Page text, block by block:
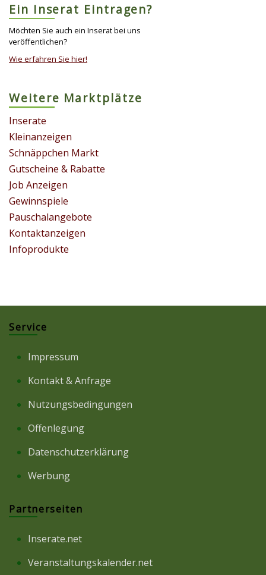
Ein Inserat Eintragen?
Möchten Sie auch ein Inserat bei uns
veröffentlichen?
Wie erfahren Sie hier!
Weitere Marktplätze
Inserate
Kleinanzeigen
Schnäppchen Markt
Gutscheine & Rabatte
Job Anzeigen
Gewinnspiele
Pauschalangebote
Kontaktanzeigen
Infoprodukte
Service
Impressum
Kontakt & Anfrage
Nutzungsbedingungen
Offenlegung
Datenschutzerklärung
Werbung
Partnerseiten
Inserate.net
Veranstaltungskalender.net